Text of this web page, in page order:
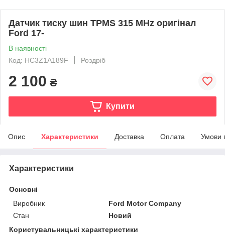
Датчик тиску шин TPMS 315 MHz оригінал
Ford 17-
В наявності
Код: HC3Z1A189F
Роздріб
2 100 ₴
Купити
Опис Характеристики Доставка Оплата Умови
Характеристики
Основні
Виробник
Ford Motor Company
Стан
Новий
Користувальницькі характеристики